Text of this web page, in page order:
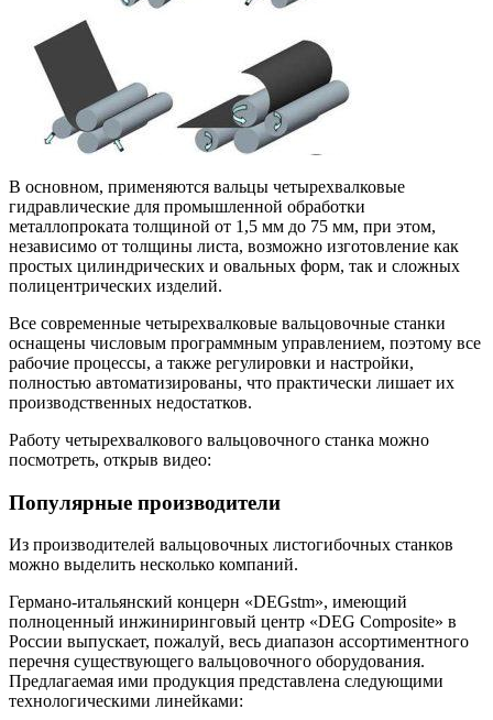
В основном, применяются вальцы четырехвалковые
гидравлические для промышленной обработки
металлопроката толщиной от 1,5 мм до 75 мм, при этом,
независимо от толщины листа, возможно изготовление как
простых цилиндрических и овальных форм, так и сложных
полицентрических изделий.
Все современные четырехвалковые вальцовочные станки
оснащены числовым программным управлением, поэтому все
рабочие процессы, а также регулировки и настройки,
полностью автоматизированы, что практически лишает их
производственных недостатков.
Работу четырехвалкового вальцовочного станка можно
посмотреть, открыв видео:
Популярные производители
Из производителей вальцовочных листогибочных станков
можно выделить несколько компаний.
Германо-итальянский концерн «DEGstm», имеющий
полноценный инжиниринговый центр «DEG Composite» в
России выпускает, пожалуй, весь диапазон ассортиментного
перечня существующего вальцовочного оборудования.
Предлагаемая ими продукция представлена следующими
технологическими линейками: